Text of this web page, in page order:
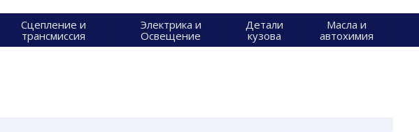
Сцепление и
трансмиссия
Электрика и
Освещение
Детали
кузова
Масла и
автохимия